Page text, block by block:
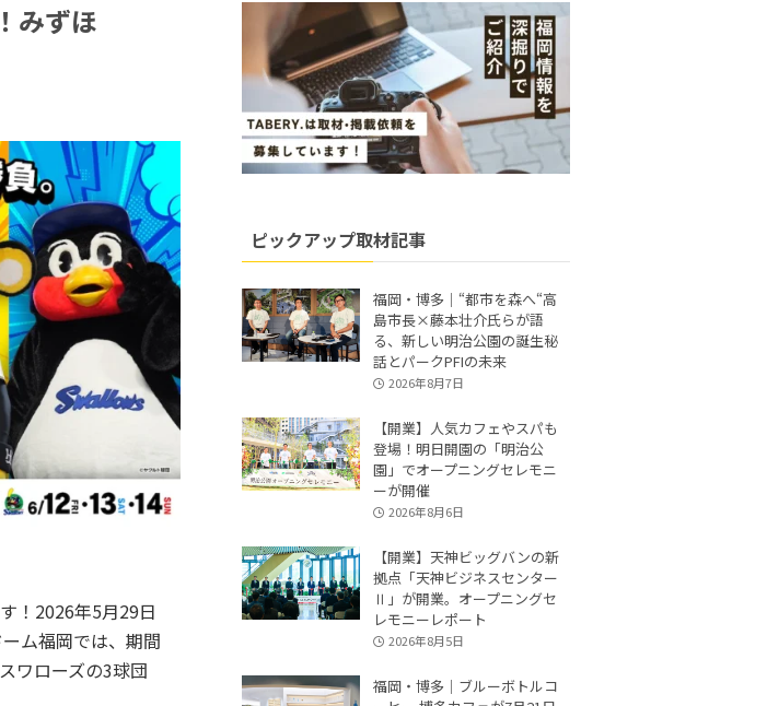
みずほ
！2026年5月29日
ム福岡では、期間
ワローズの3球団
ピックアップ取材記事
福岡・博多｜“都市を森へ“高
島市長×藤本壮介氏らが語
る、新しい明治公園の誕生秘
話とパークPFIの未来
2026年8月7日
【開業】人気カフェやスパも
登場！明日開園の「明治公
園」でオープニングセレモニ
ーが開催
2026年8月6日
【開業】天神ビッグバンの新
拠点「天神ビジネスセンター
Ⅱ」が開業。オープニングセ
レモニーレポート
2026年8月5日
福岡・博多｜ブルーボトルコ